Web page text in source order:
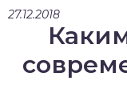
27.12.2018